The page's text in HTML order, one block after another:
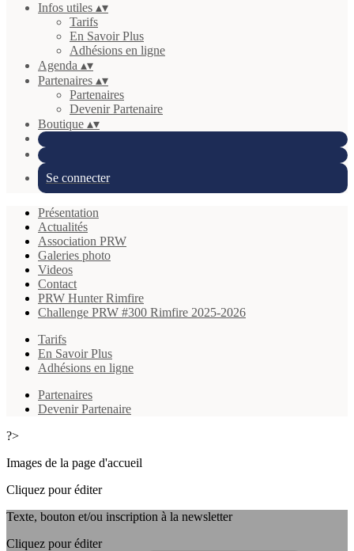
Infos utiles ▴▾
Tarifs
En Savoir Plus
Adhésions en ligne
Agenda ▴▾
Partenaires ▴▾
Partenaires
Devenir Partenaire
Boutique ▴▾
Se connecter
Présentation
Actualités
Association PRW
Galeries photo
Videos
Contact
PRW Hunter Rimfire
Challenge PRW #300 Rimfire 2025-2026
Tarifs
En Savoir Plus
Adhésions en ligne
Partenaires
Devenir Partenaire
?>
Images de la page d'accueil
Cliquez pour éditer
Texte, bouton et/ou inscription à la newsletter
Cliquez pour éditer